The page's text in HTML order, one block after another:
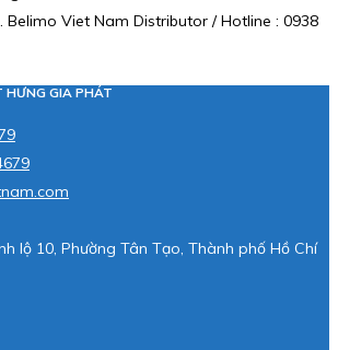
Belimo Viet Nam Distributor / Hotline : 0938
HƯNG GIA PHÁT
lộ 10, Phường Tân Tạo, Thành phố Hồ Chí